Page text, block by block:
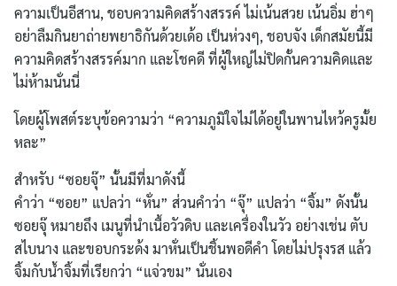
ความเป็นอีสาน, ชอบความคิดสร้างสรรค์ ไม่เน้นสวย เน้นอิ่ม ฮ่าๆ
อย่าลืมกินยาถ่ายพยาธิกันด้วยเด้อ เป็นห่วงๆ, ชอบจัง เด็กสมัยนี้มี
ความคิดสร้างสรรค์มาก และโชคดี ที่ผู้ใหญ่ไม่ปิดกั้นความคิดและ
ไม่ห้ามนั่นนี่
โดยผู้โพสต์ระบุข้อความว่า “ความภูมิใจไม่ได้อยู่ในพานไหว้ครูมั้ย
หละ”
สำหรับ “ซอยจุ๊” นั้นมีที่มาดังนี้
คำว่า “ซอย” แปลว่า “หั่น” ส่วนคำว่า “จุ๊” แปลว่า “จิ้ม” ดังนั้น
ซอยจุ๊ หมายถึง เมนูที่นำเนื้อวัวดิบ และเครื่องในวัว อย่างเช่น ตับ
สไบนาง และขอบกระด้ง มาหั่นเป็นชิ้นพอดีคำ โดยไม่ปรุงรส แล้ว
จิ้มกับน้ำจิ้มที่เรียกว่า “แจ่วขม” นั่นเอง